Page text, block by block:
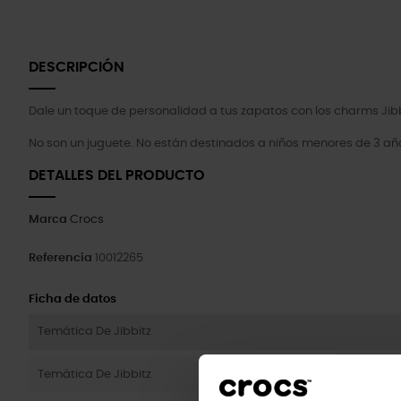
DESCRIPCIÓN
Dale un toque de personalidad a tus zapatos con los charms
No son un juguete. No están destinados a niños menores de 3
DETALLES DEL PRODUCTO
Marca Crocs
Referencia 10012265
Ficha de datos
Temática De Jibbitz
Temática De Jibbitz